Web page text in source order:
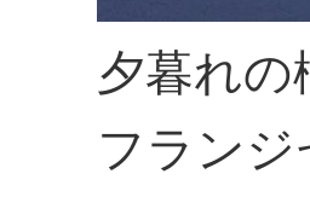
夕暮れの
フラン